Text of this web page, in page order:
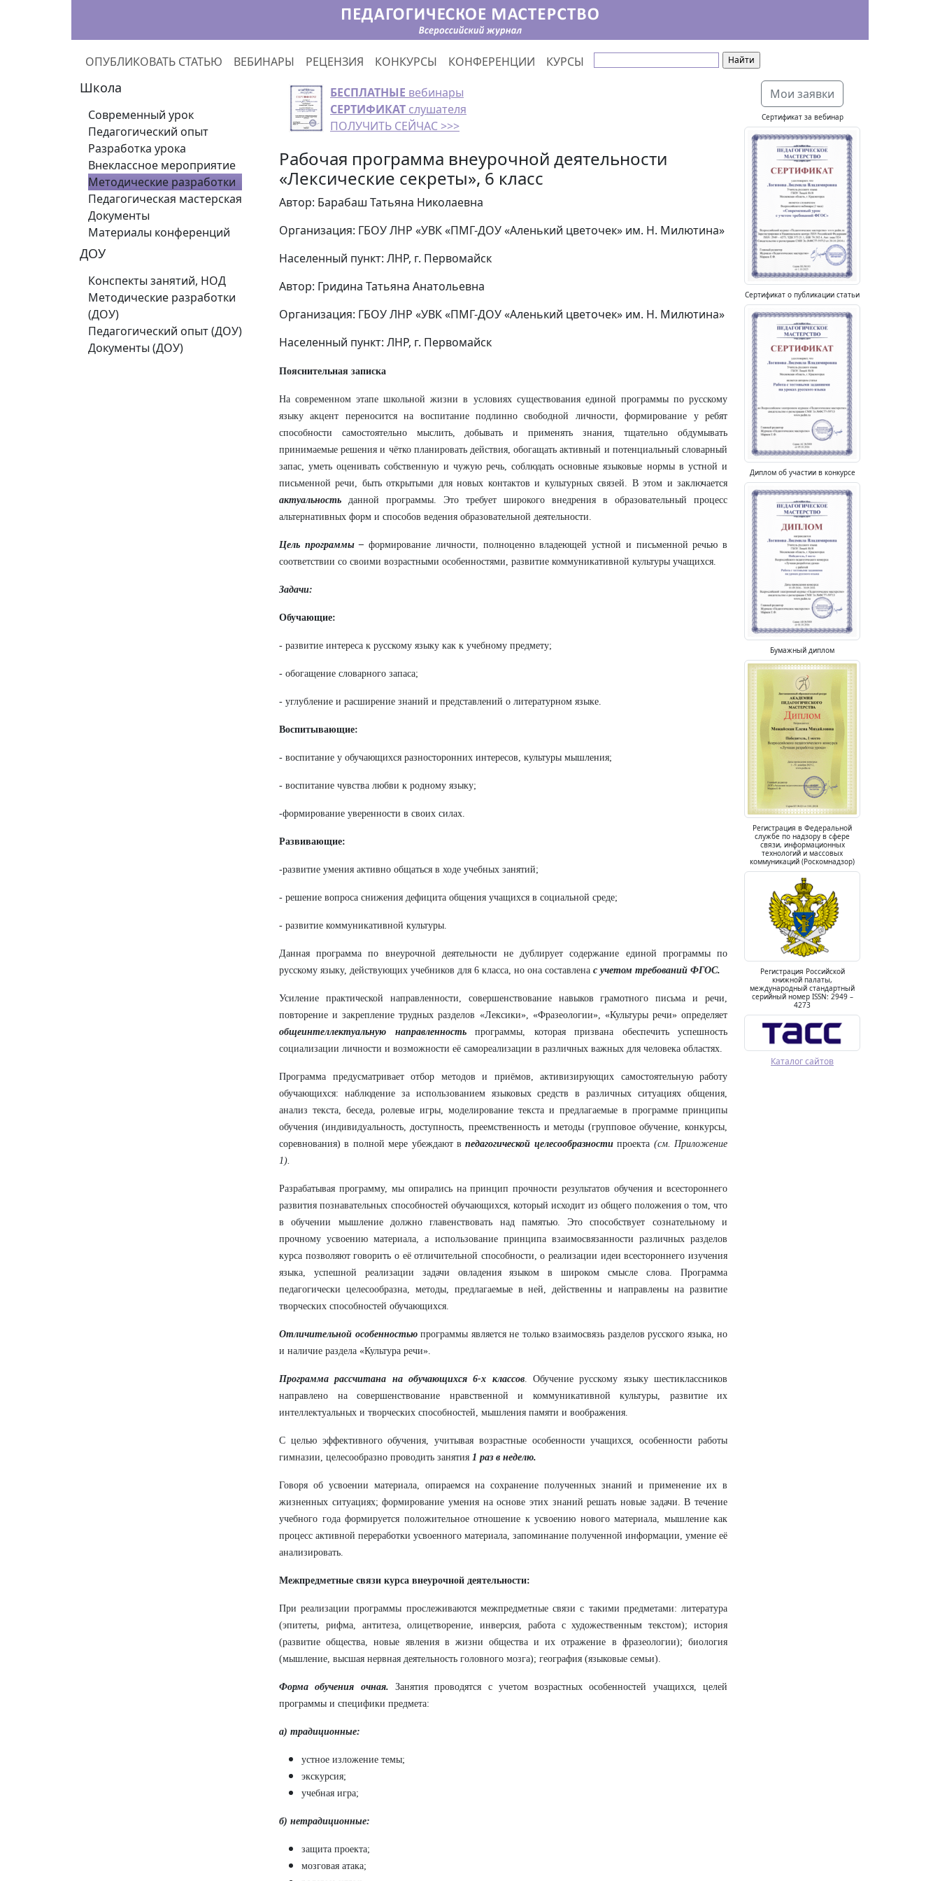
ОПУБЛИКОВАТЬ СТАТЬЮ ВЕБИНАРЫ РЕЦЕНЗИЯ КОНКУРСЫ КОНФЕРЕНЦИИ КУРСЫ
Школа
Современный урок
Педагогический опыт
Разработка урока
Внеклассное мероприятие
Методические разработки
Педагогическая мастерская
Документы
Материалы конференций
ДОУ
Конспекты занятий, НОД
Методические разработки
(ДОУ)
Педагогический опыт (ДОУ)
Документы (ДОУ)
БЕСПЛАТНЫЕ вебинары
СЕРТИФИКАТ слушателя
ПОЛУЧИТЬ СЕЙЧАС >>>
Рабочая программа внеурочной деятельности
«Лексические секреты», 6 класс
Автор: Барабаш Татьяна Николаевна
Организация: ГБОУ ЛНР «УВК «ПМГ-ДОУ «Аленький цветочек» им. Н. Милютина»
Населенный пункт: ЛНР, г. Первомайск
Автор: Гридина Татьяна Анатольевна
Организация: ГБОУ ЛНР «УВК «ПМГ-ДОУ «Аленький цветочек» им. Н. Милютина»
Населенный пункт: ЛНР, г. Первомайск
Пояснительная записка
На современном этапе школьной жизни в условиях существования единой программы по русскому
языку акцент переносится на воспитание подлинно свободной личности, формирование у ребят
способности самостоятельно мыслить, добывать и применять знания, тщательно обдумывать
принимаемые решения и чётко планировать действия, обогащать активный и потенциальный словарный
запас, уметь оценивать собственную и чужую речь, соблюдать основные языковые нормы в устной и
письменной речи, быть открытыми для новых контактов и культурных связей. В этом и заключается
актуальность данной программы. Это требует широкого внедрения в образовательный процесс
альтернативных форм и способов ведения образовательной деятельности.
Цель программы –формирование личности, полноценно владеющей устной и письменной речью в
соответствии со своими возрастными особенностями, развитие коммуникативной культуры учащихся.
Задачи:
Обучающие:
- развитие интереса к русскому языку как к учебному предмету;
- обогащение словарного запаса;
- углубление и расширение знаний и представлений о литературном языке.
Воспитывающие:
- воспитание у обучающихся разносторонних интересов, культуры мышления;
- воспитание чувства любви к родному языку;
-формирование уверенности в своих силах.
Развивающие:
-развитие умения активно общаться в ходе учебных занятий;
- решение вопроса снижения дефицита общения учащихся в социальной среде;
- развитие коммуникативной культуры.
Данная программа по внеурочной деятельности не дублирует содержание единой программы по
русскому языку, действующих учебников для 6 класса, но она составлена с учетом требований ФГОС.
Усиление практической направленности, совершенствование навыков грамотного письма и речи,
повторение и закрепление трудных разделов «Лексики», «Фразеологии», «Культуры речи» определяет
общеинтеллектуальную направленностьпрограммы, которая призвана обеспечить успешность
социализации личности и возможности её самореализации в различных важных для человека областях.
Программа предусматривает отбор методов и приёмов, активизирующих самостоятельную работу
обучающихся: наблюдение за использованием языковых средств в различных ситуациях общения,
анализ текста, беседа, ролевые игры, моделирование текста и предлагаемые в программе принципы
обучения (индивидуальность, доступность, преемственность и методы (групповое обучение, конкурсы,
соревнования) в полной мере убеждают впедагогической целесообразностипроекта (см. Приложение
1).
Разрабатывая программу, мы опирались на принцип прочности результатов обучения и всестороннего
развития познавательных способностей обучающихся, который исходит из общего положения о том, что
в обучении мышление должно главенствовать над памятью. Это способствует сознательному и
прочному усвоению материала, а использование принципа взаимосвязанности различных разделов
курса позволяют говорить о её отличительной способности, о реализации идеи всестороннего изучения
языка, успешной реализации задачи овладения языком в широком смысле слова. Программа
педагогически целесообразна, методы, предлагаемые в ней, действенны и направлены на развитие
творческих способностей обучающихся.
Отличительной особенностьюпрограммы является не только взаимосвязь разделов русского языка, но
и наличие раздела «Культура речи».
Программа рассчитана на обучающихся 6-х классов. Обучение русскому языку шестиклассников
направлено на совершенствование нравственной и коммуникативной культуры, развитие их
интеллектуальных и творческих способностей, мышления памяти и воображения.
С целью эффективного обучения, учитывая возрастные особенности учащихся, особенности работы
гимназии, целесообразно проводить занятия 1 раз в неделю.
Говоря об усвоении материала, опираемся на сохранение полученных знаний и применение их в
жизненных ситуациях; формирование умения на основе этих знаний решать новые задачи. В течение
учебного года формируется положительное отношение к усвоению нового материала, мышление как
процесс активной переработки усвоенного материала, запоминание полученной информации, умение её
анализировать.
Межпредметные связи курса внеурочной деятельности:
При реализации программы прослеживаются межпредметные связи с такими предметами: литература
(эпитеты, рифма, антитеза, олицетворение, инверсия, работа с художественным текстом); история
(развитие общества, новые явления в жизни общества и их отражение в фразеологии); биология
(мышление, высшая нервная деятельность головного мозга); география (языковые семьи).
Форма обучения очная. Занятия проводятся с учетом возрастных особенностей учащихся, целей
программы и специфики предмета:
а) традиционные:
устное изложение темы;
экскурсия;
учебная игра;
б) нетрадиционные:
защита проекта;
мозговая атака;
Мои заявки
Сертификат за вебинар
Сертификат о публикации статьи
Диплом об участии в конкурсе
Бумажный диплом
Регистрация в Федеральной
службе по надзору в сфере
связи, информационных
технологий и массовых
коммуникаций (Роскомнадзор)
Регистрация Российской
книжной палаты,
международный стандартный
серийный номер ISSN: 2949 –
4273
Каталог сайтов